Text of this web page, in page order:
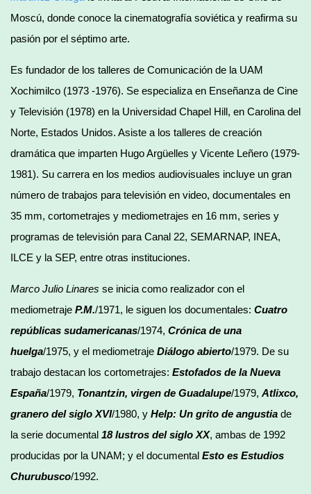
Moscú, donde conoce la cinematografía soviética y reafirma su
pasión por el séptimo arte.
Es fundador de los talleres de Comunicación de la UAM
Xochimilco (1973 -1976). Se especializa en Enseñanza de Cine
y Televisión (1978) en la Universidad Chapel Hill, en Carolina del
Norte, Estados Unidos. Asiste a los talleres de creación
dramática que imparten Hugo Argüelles y Vicente Leñero (1979-
1981). Su carrera en los medios audiovisuales incluye un gran
número de trabajos para televisión en video, documentales en
35 mm, cortometrajes y mediometrajes en 16 mm, series y
programas de televisión para Canal 22, SEMARNAP, INEA,
ILCE y la SEP, entre otras instituciones.
Marco Julio Linares se inicia como realizador con el
mediometraje P.M./1971, le siguen los documentales: Cuatro
repúblicas sudamericanas/1974, Crónica de una
huelga/1975, y el mediometraje Diálogo abierto/1979. De su
trabajo destacan los cortometrajes: Estofados de la Nueva
España/1979, Tonantzin, virgen de Guadalupe/1979, Atlixco,
granero del siglo XVI/1980, y Help: Un grito de angustia de
la serie documental 18 lustros del siglo XX, ambas de 1992
producidas por la UNAM; y el documental Esto es Estudios
Churubusco/1992.